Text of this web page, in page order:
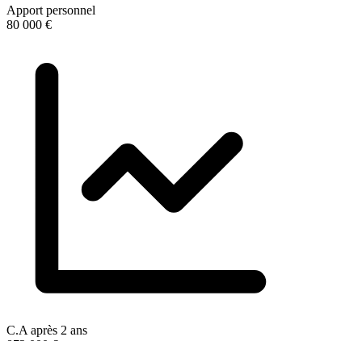
Apport personnel
80 000 €
C.A après 2 ans